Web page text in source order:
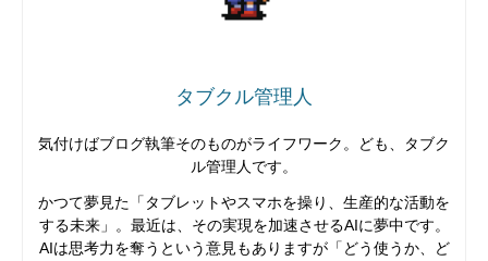
タブクル管理人
気付けばブログ執筆そのものがライフワーク。ども、タブク
ル管理人です。
かつて夢見た「タブレットやスマホを操り、生産的な活動を
する未来」。最近は、その実現を加速させるAIに夢中です。
AIは思考力を奪うという意見もありますが「どう使うか、ど